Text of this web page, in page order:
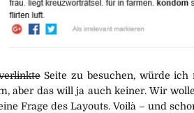
Seite zu besuchen, würde ich
aber das will ja auch keiner. Wir
Frage des Layouts. Voilà – und